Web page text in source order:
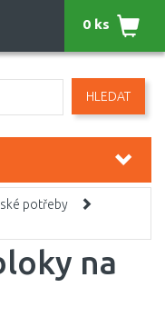
HLEDAT
0 ks
potřeby
na